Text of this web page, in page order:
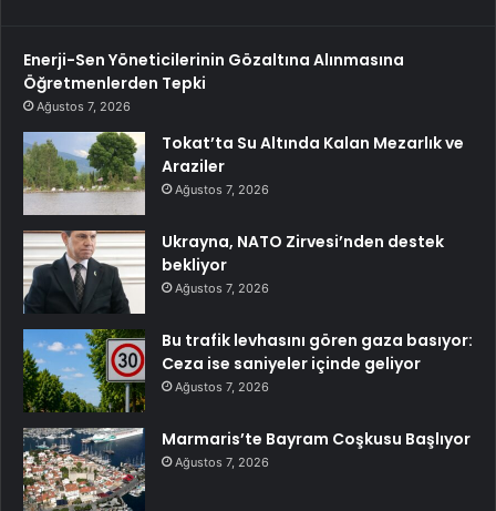
Enerji-Sen Yöneticilerinin Gözaltına Alınmasına
Öğretmenlerden Tepki
Ağustos 7, 2026
Tokat’ta Su Altında Kalan Mezarlık ve
Araziler
Ağustos 7, 2026
Ukrayna, NATO Zirvesi’nden destek
bekliyor
Ağustos 7, 2026
Bu trafik levhasını gören gaza basıyor:
Ceza ise saniyeler içinde geliyor
Ağustos 7, 2026
Marmaris’te Bayram Coşkusu Başlıyor
Ağustos 7, 2026